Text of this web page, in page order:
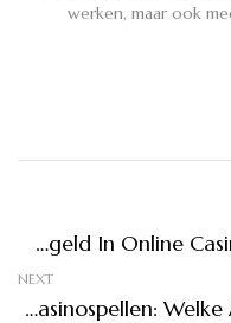
werken, maar ook
Strategische Aanpak Van Gratis Speelgeld In Online Casino’s: Een Diepgaande Analyse
NEXT
De Evolutie Van Mobiele Casinospellen: Welke App Biedt De Beste Ervaring?